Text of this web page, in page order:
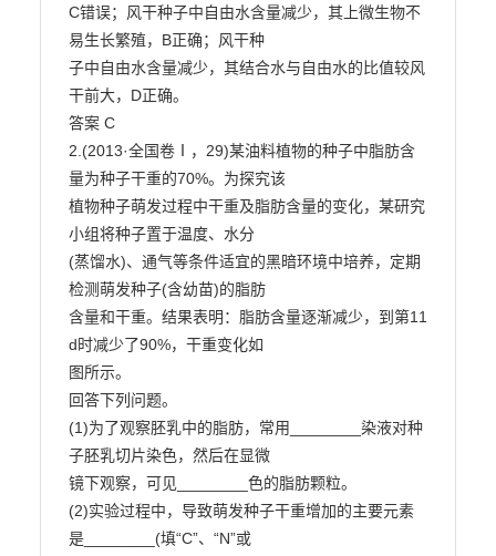
C错误；风干种子中自由水含量减少，其上微生物不
易生长繁殖，B正确；风干种
子中自由水含量减少，其结合水与自由水的比值较风
干前大，D正确。
答案 C
2.(2013·全国卷Ⅰ，29)某油料植物的种子中脂肪含
量为种子干重的70%。为探究该
植物种子萌发过程中干重及脂肪含量的变化，某研究
小组将种子置于温度、水分
(蒸馏水)、通气等条件适宜的黑暗环境中培养，定期
检测萌发种子(含幼苗)的脂肪
含量和干重。结果表明：脂肪含量逐渐减少，到第11
d时减少了90%，干重变化如
图所示。
回答下列问题。
(1)为了观察胚乳中的脂肪，常用________染液对种
子胚乳切片染色，然后在显微
镜下观察，可见________色的脂肪颗粒。
(2)实验过程中，导致萌发种子干重增加的主要元素
是________(填“C”、“N”或